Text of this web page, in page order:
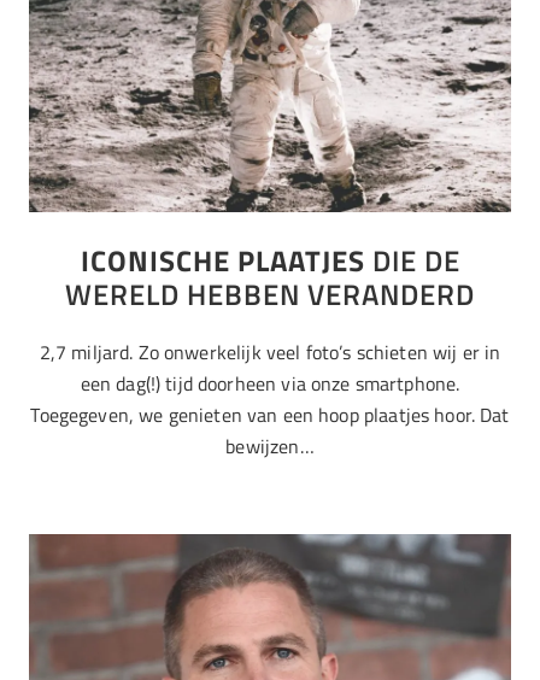
ICONISCHE PLAATJES DIE DE
WERELD HEBBEN VERANDERD
2,7 miljard. Zo onwerkelijk veel foto’s schieten wij er in
een dag(!) tijd doorheen via onze smartphone.
Toegegeven, we genieten van een hoop plaatjes hoor. Dat
bewijzen…